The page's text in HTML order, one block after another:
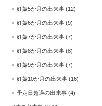
妊娠5か月の出来事 (12)
妊娠6か月の出来事 (9)
妊娠7か月の出来事 (7)
妊娠8か月の出来事 (8)
妊娠9か月の出来事 (7)
妊娠10か月の出来事 (16)
予定日超過の出来事 (4)